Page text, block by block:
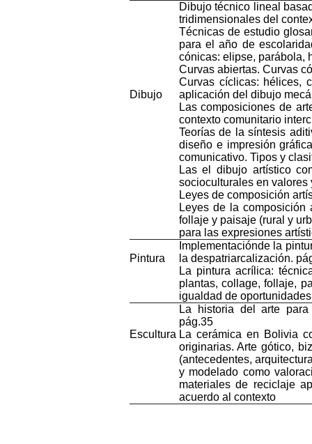
Dibujo
Dibujo técnico lineal
tridimensionalesdel
Técnicasdeestudio
para elaño de
cónicas: elipse, parábola,
Curvas abiertas. Curvas
Curvas cíclicas: hélices,
aplicación del dibujo
Lascomposiciones de
contexto comunitario
Teoríasde lasíntesis
diseñoe impresión
comunicativo. Tiposy
Las el dibujo artístico
socioculturalesen valores
Leyesde composición
Leyesde lacomposición
follajey paisaje(rural y
para las expresiones
Pintura
Implementacióndela
la despatriarcalización.
La pintura acrílica:
plantas, collage,follaje,
igualdad de oportunidades
Escultura
La historia del arte para
pág.35
La cerámica en Bolivia
originarias. Artegótico,
(antecedentes,
y modelado como
materialesde reciclaje
acuerdoal contexto